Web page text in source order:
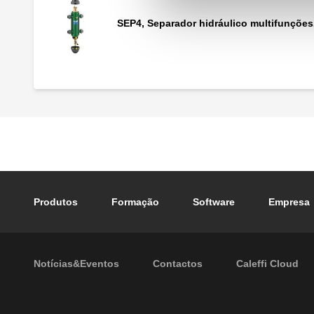
SEP4, Separador hidráulico
Footer main navigation
Produtos Formação Software Empresa
Footer secondary navigation
Notícias&Eventos Contactos Caleffi Cloud